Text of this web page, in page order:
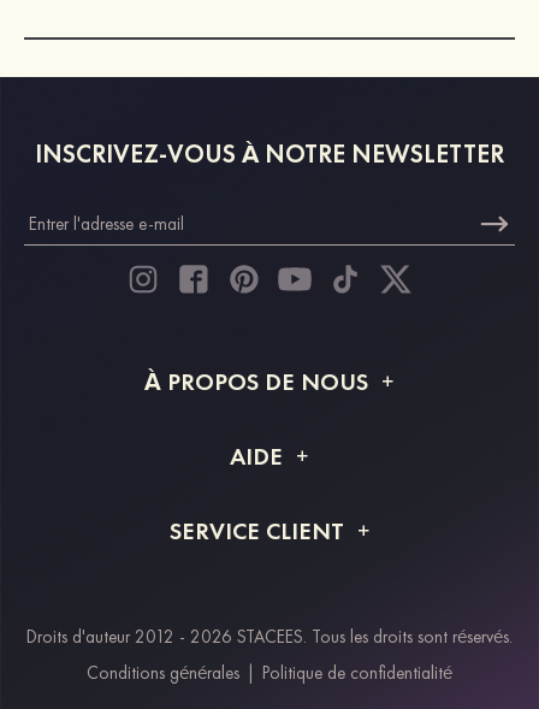
INSCRIVEZ-VOUS À NOTRE NEWSLETTER
À PROPOS DE NOUS
Livraison
AIDE
Retour et remboursement
SERVICE CLIENT
Modes de paiement
Klarna
Droits d'auteur 2012 - 2026 STACEES. Tous les droits sont réservés.
Conditions générales
Politique de confidentialité